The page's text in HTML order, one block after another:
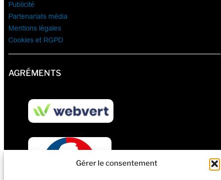
Gérer le consentement
Publicité
Partenariats média
Mentions légales
Cookies et RGPD
AGRÉMENTS